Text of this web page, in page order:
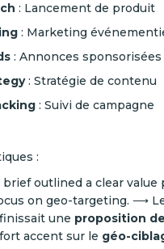
: Lancement de produit
: Marketing
: Annonces sponsorisées
: Stratégie de contenu
: Suivi de campagne
:
brief outlined a clear value
on geo-targeting. ⟶
une proposition
accent sur le géo-